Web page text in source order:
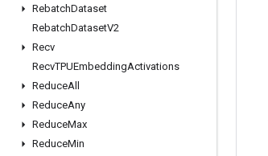
RebatchDataset
RebatchDatasetV2
Recv
RecvTPUEmbeddingActivations
ReduceAll
ReduceAny
ReduceMax
ReduceMin